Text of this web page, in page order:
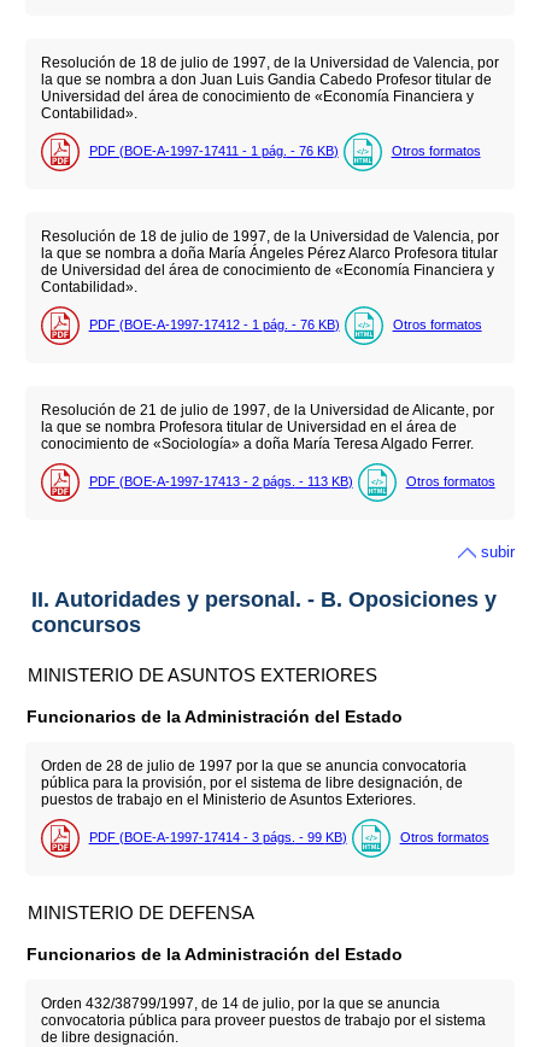
Resolución de 18 de julio de 1997, de la Universidad de Valencia, por
la que se nombra a don Juan Luis Gandia Cabedo Profesor titular de
Universidad del área de conocimiento de «Economía Financiera y
Contabilidad».
PDF (BOE-A-1997-17411 - 1 pág. - 76 KB) Otros formatos
Resolución de 18 de julio de 1997, de la Universidad de Valencia, por
la que se nombra a doña María Ángeles Pérez Alarco Profesora titular
de Universidad del área de conocimiento de «Economía Financiera y
Contabilidad».
PDF (BOE-A-1997-17412 - 1 pág. - 76 KB) Otros formatos
Resolución de 21 de julio de 1997, de la Universidad de Alicante, por
la que se nombra Profesora titular de Universidad en el área de
conocimiento de «Sociología» a doña María Teresa Algado Ferrer.
PDF (BOE-A-1997-17413 - 2 págs. - 113 KB) Otros formatos
subir
II. Autoridades y personal. - B. Oposiciones y
concursos
MINISTERIO DE ASUNTOS EXTERIORES
Funcionarios de la Administración del Estado
Orden de 28 de julio de 1997 por la que se anuncia convocatoria
pública para la provisión, por el sistema de libre designación, de
puestos de trabajo en el Ministerio de Asuntos Exteriores.
PDF (BOE-A-1997-17414 - 3 págs. - 99 KB) Otros formatos
MINISTERIO DE DEFENSA
Funcionarios de la Administración del Estado
Orden 432/38799/1997, de 14 de julio, por la que se anuncia
convocatoria pública para proveer puestos de trabajo por el sistema
de libre designación.